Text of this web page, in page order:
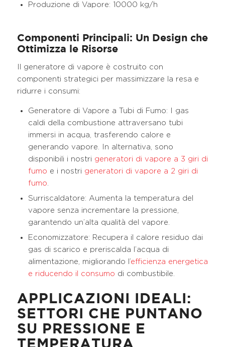
Produzione di Vapore: 10000 kg/h
Componenti Principali: Un Design che
Ottimizza le Risorse
Il generatore di vapore è costruito con
componenti strategici per massimizzare la resa e
ridurre i consumi:
Generatore di Vapore a Tubi di Fumo: I gas
caldi della combustione attraversano tubi
immersi in acqua, trasferendo calore e
generando vapore. In alternativa, sono
disponibili i nostri generatori di vapore a 3 giri di
fumo e i nostri generatori di vapore a 2 giri di
fumo.
Surriscaldatore: Aumenta la temperatura del
vapore senza incrementare la pressione,
garantendo un’alta qualità del vapore.
Economizzatore: Recupera il calore residuo dai
gas di scarico e preriscalda l’acqua di
alimentazione, migliorando l’efficienza energetica
e riducendo il consumo di combustibile.
APPLICAZIONI IDEALI:
SETTORI CHE PUNTANO
SU PRESSIONE E